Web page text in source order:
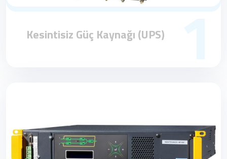
Kesintisiz Güç Kaynağı (UPS)